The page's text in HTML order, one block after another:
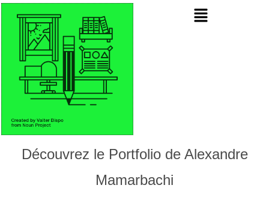
Découvrez le Portfolio de Alexandre
Mamarbachi